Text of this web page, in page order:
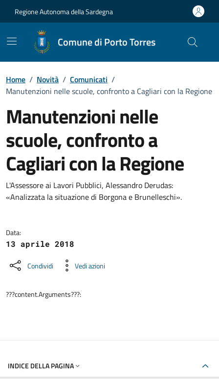
Regione Autonoma della Sardegna
Comune di Porto Torres
Home / Novità / Comunicati /
Manutenzioni nelle scuole, confronto a Cagliari con la Regione
Manutenzioni nelle
scuole, confronto a
Cagliari con la Regione
Dettagli della notizia
L'Assessore ai Lavori Pubblici, Alessandro Derudas:
«Analizzata la situazione di Borgona e Brunelleschi».
Data:
13 aprile 2018
Condividi Vedi azioni
???content.Arguments???:
INDICE DELLA PAGINA